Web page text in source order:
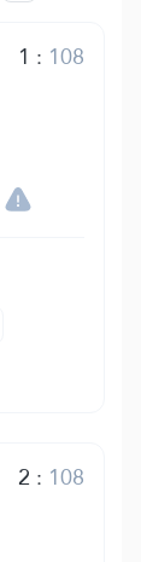
1 : 108
2 : 108